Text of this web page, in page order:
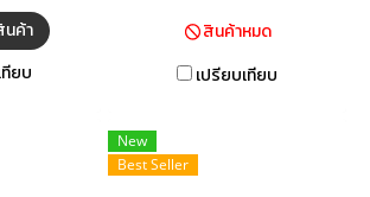
ค้า
ยบ
สินค้าหมด
เปรียบเทียบ
New
Best Seller